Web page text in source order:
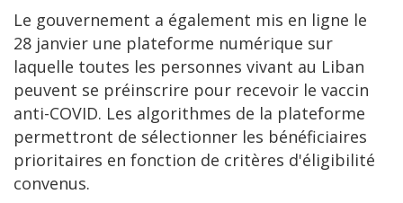
Le gouvernement a également mis en ligne le
28 janvier une plateforme numérique sur
laquelle toutes les personnes vivant au Liban
peuvent se préinscrire pour recevoir le vaccin
anti-COVID. Les algorithmes de la plateforme
permettront de sélectionner les bénéficiaires
prioritaires en fonction de critères d'éligibilité
convenus.